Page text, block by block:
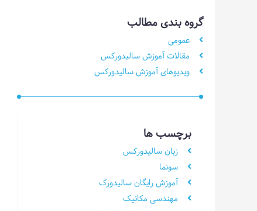
گروه بندی مطالب
عمومی
مقالات آموزش سالیدورکس
ویدیوهای آموزش سالیدورکس
برچسب ها
زبان سالیدورکس
سونما
آموزش رایگان سالیدورک
مهندسی مکانیک